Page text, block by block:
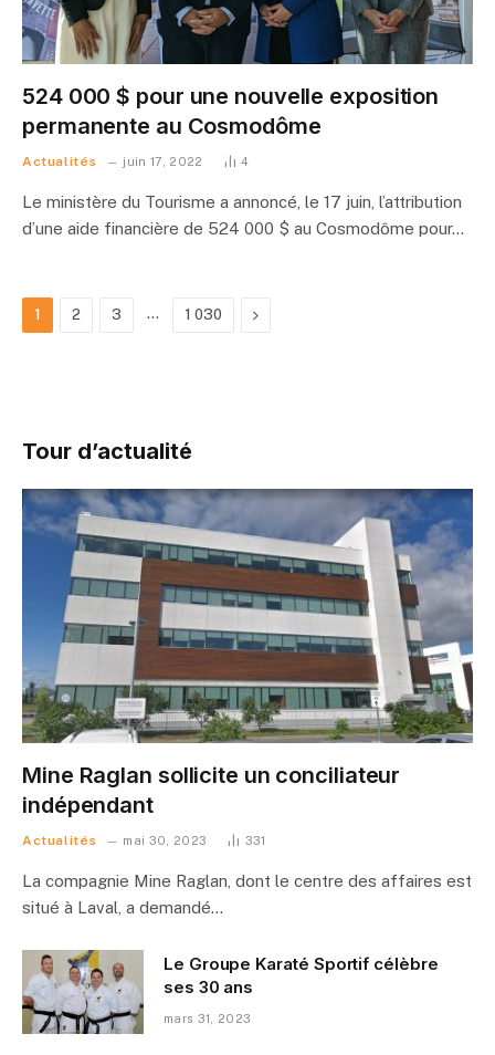
524 000 $ pour une nouvelle exposition
permanente au Cosmodôme
Actualités juin 17, 2022 4
Le ministère du Tourisme a annoncé, le 17 juin, l’attribution
d’une aide financière de 524 000 $ au Cosmodôme pour…
1 2 3 … 1 030 Suivant
Tour d’actualité
Mine Raglan sollicite un conciliateur
indépendant
Actualités mai 30, 2023 331
La compagnie Mine Raglan, dont le centre des affaires est
situé à Laval, a demandé…
Le Groupe Karaté Sportif célèbre
ses 30 ans
mars 31, 2023